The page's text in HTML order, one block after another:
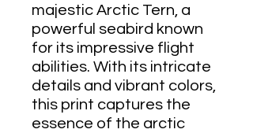
majestic Arctic Tern, a
powerful seabird known
for its impressive flight
abilities. With its intricate
details and vibrant colors,
this print captures the
essence of the arctic